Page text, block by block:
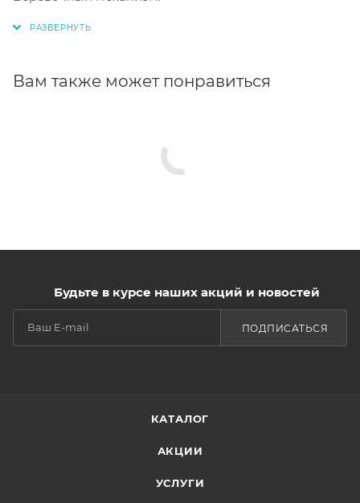
Вам также может понравиться
Будьте в курсе наших акций и новостей
ПОДПИСАТЬСЯ
КАТАЛОГ
АКЦИИ
УСЛУГИ